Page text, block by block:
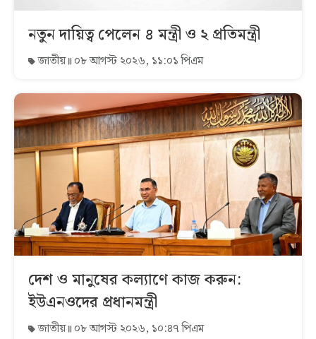
নতুন দায়িত্ব পেলেন ৪ মন্ত্রী ও ২ প্রতিমন্ত্রী
জাতীয় ০৮ আগস্ট ২০২৬, ১১:০১ পিএম
দেশ ও মানুষের কল্যাণে কাজ করুন:
ইউএনওদের প্রধানমন্ত্রী
জাতীয় ০৮ আগস্ট ২০২৬, ১০:৪৭ পিএম